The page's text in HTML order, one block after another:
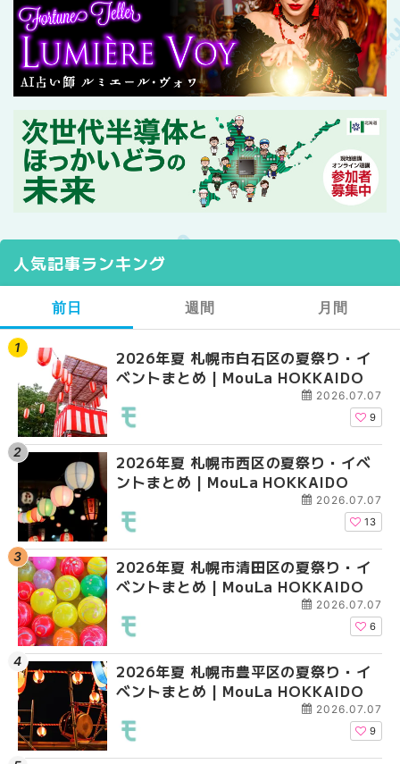
人気記事ランキング
前日
2026年夏 札幌市白石区の夏祭り・イ
ベントまとめ | MouLa HOKKAIDO
2026.07.07
9
2026年夏 札幌市西区の夏祭り・イベ
ントまとめ | MouLa HOKKAIDO
2026.07.07
13
2026年夏 札幌市清田区の夏祭り・イ
ベントまとめ | MouLa HOKKAIDO
2026.07.07
6
2026年夏 札幌市豊平区の夏祭り・イ
ベントまとめ | MouLa HOKKAIDO
2026.07.07
9
週間
2026年夏 札幌市西区
ントまとめ | MouLa
【2026年最新】札幌
ガーデン｜オープン日
大通公園から穴場テ
2026年夏 札幌市白石
ベントまとめ |
2026年夏 札幌市手稲
ベントまとめ |
月間
【2026年最新】札幌
ガーデン｜オープン日
大通公園から穴場テ
2026年夏 札幌市北区
ントまとめ | MouLa
2026年夏 札幌市白石
ベントまとめ |
2026年夏 札幌市西区
ントまとめ | MouLa